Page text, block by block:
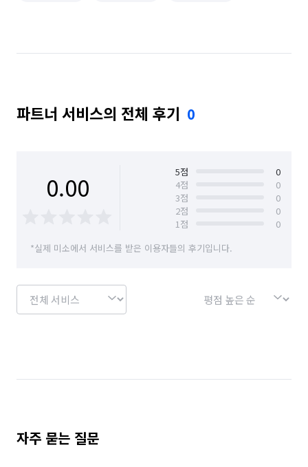
파트너 서비스의 전체 후기 0
0.00 5점
0
4점
0
3점
0
2점
0
1점
0
*실제 미소에서 서비스를 받은 이용자들의 후기입니다.
자주 묻는 질문